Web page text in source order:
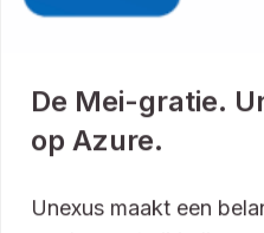
De Mei-gratie.
op Azure.
Unexus maakt een